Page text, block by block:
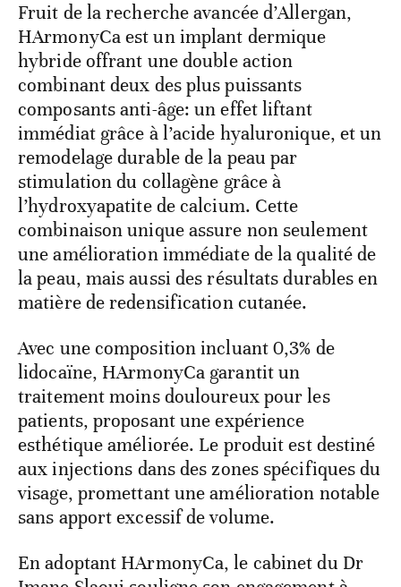
Fruit de la recherche avancée d’Allergan,
HArmonyCa est un implant dermique
hybride offrant une double action
combinant deux des plus puissants
composants anti-âge: un effet liftant
immédiat grâce à l’acide hyaluronique, et un
remodelage durable de la peau par
stimulation du collagène grâce à
l’hydroxyapatite de calcium. Cette
combinaison unique assure non seulement
une amélioration immédiate de la qualité de
la peau, mais aussi des résultats durables en
matière de redensification cutanée.
Avec une composition incluant 0,3% de
lidocaïne, HArmonyCa garantit un
traitement moins douloureux pour les
patients, proposant une expérience
esthétique améliorée. Le produit est destiné
aux injections dans des zones spécifiques du
visage, promettant une amélioration notable
sans apport excessif de volume.
En adoptant HArmonyCa, le cabinet du Dr